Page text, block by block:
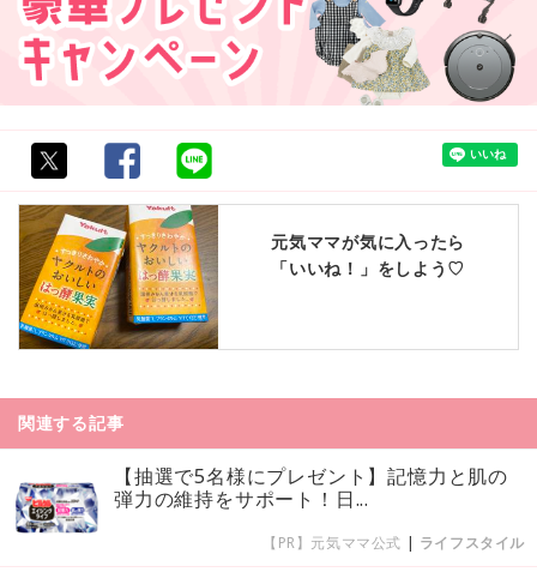
元気ママが気に入ったら
「いいね！」をしよう♡
関連する記事
【抽選で5名様にプレゼント】記憶力と肌の
弾力の維持をサポート！日...
【PR】元気ママ公式 | ライフスタイル